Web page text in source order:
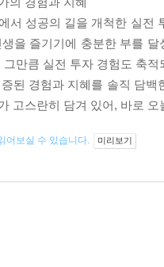
서 성공의 길을 개척한 실전
을 즐기기에 충분한 부를
그만큼 실전 투자 경험도 축
된 경험과 지혜를 솔직 담
고스란히 담겨 있어, 바로
어보실 수 있습니다. 미리보기